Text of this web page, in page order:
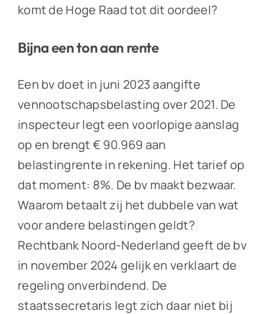
komt de Hoge Raad tot dit oordeel?
Bijna een ton aan rente
Een bv doet in juni 2023 aangifte
vennootschapsbelasting over 2021. De
inspecteur legt een voorlopige aanslag
op en brengt € 90.969 aan
belastingrente in rekening. Het tarief op
dat moment: 8%. De bv maakt bezwaar.
Waarom betaalt zij het dubbele van wat
voor andere belastingen geldt?
Rechtbank Noord-Nederland geeft de bv
in november 2024 gelijk en verklaart de
regeling onverbindend. De
staatssecretaris legt zich daar niet bij